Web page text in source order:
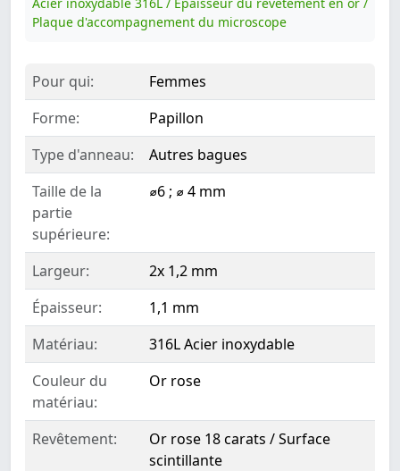
Plaque d'accompagnement du microscope
Pour qui:
Femmes
Forme:
Papillon
Type d'anneau:
Autres bagues
Taille de la
partie
supérieure:
⌀6 ; ⌀ 4 mm
Largeur:
2x 1,2 mm
Épaisseur:
1,1 mm
Matériau:
316L Acier inoxydable
Couleur du
matériau:
Or rose
Revêtement:
Or rose 18 carats / Surface
scintillante